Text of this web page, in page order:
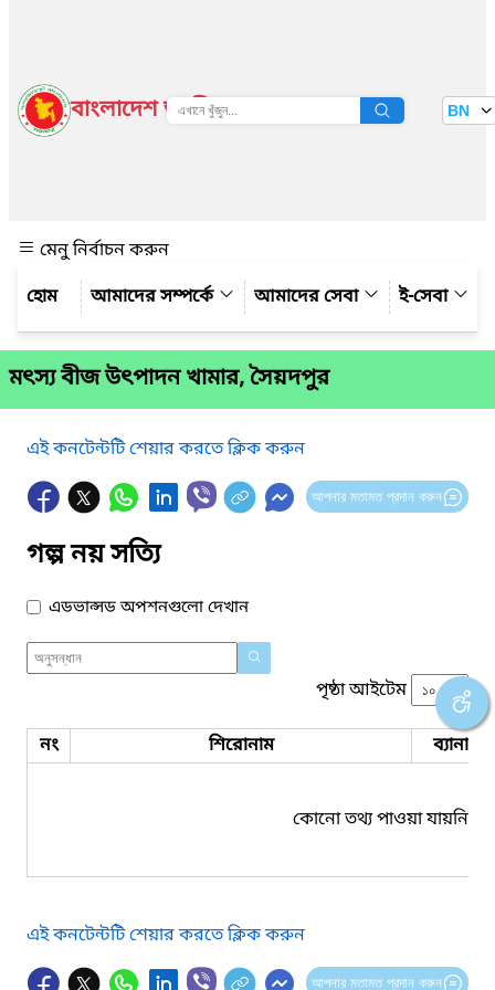
বাংলাদেশ জাতীয় তথ্য বাতায়ন BN
মেনু নির্বাচন করুন
আমাদের সম্পর্কে
আমাদের সেবা ই-সেবা
মৎস্য বীজ উৎপাদন খামার, সৈয়দপুর
এই কনটেন্টটি শেয়ার করতে ক্লিক করুন
আপনার মতামত প্রদান করুন
গল্প নয় সত্যি
এডভান্সড অপশনগুলো দেখান
পৃষ্ঠা আইটেম
নং শিরোনাম ব্যানার
কোনো তথ্য পাওয়া যায়নি।
এই কনটেন্টটি শেয়ার করতে ক্লিক করুন
আপনার মতামত প্রদান করুন